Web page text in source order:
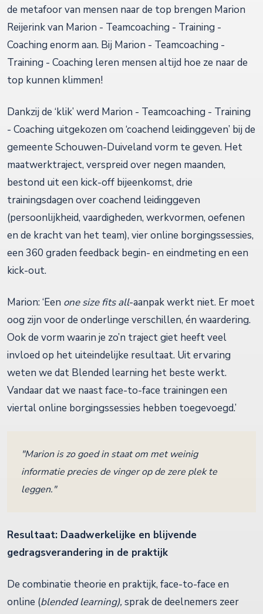
de metafoor van mensen naar de top brengen Marion
Reijerink van Marion - Teamcoaching - Training -
Coaching enorm aan. Bij Marion - Teamcoaching -
Training - Coaching leren mensen altijd hoe ze naar de
top kunnen klimmen!
Dankzij de ‘klik’ werd Marion - Teamcoaching - Training
- Coaching uitgekozen om ‘coachend leidinggeven’ bij de
gemeente Schouwen-Duiveland vorm te geven. Het
maatwerktraject, verspreid over negen maanden,
bestond uit een kick-off bijeenkomst, drie
trainingsdagen over coachend leidinggeven
(persoonlijkheid, vaardigheden, werkvormen, oefenen
en de kracht van het team), vier online borgingssessies,
een 360 graden feedback begin- en eindmeting en een
kick-out.
Marion: ‘Een one size fits all-aanpak werkt niet. Er moet
oog zijn voor de onderlinge verschillen, én waardering.
Ook de vorm waarin je zo’n traject giet heeft veel
invloed op het uiteindelijke resultaat. Uit ervaring
weten we dat Blended learning het beste werkt.
Vandaar dat we naast face-to-face trainingen een
viertal online borgingssessies hebben toegevoegd.’
"Marion is zo goed in staat om met weinig
informatie precies de vinger op de zere plek te
leggen."
Resultaat: Daadwerkelijke en blijvende
gedragsverandering in de praktijk
De combinatie theorie en praktijk, face-to-face en
online (blended learning),sprak de deelnemers zeer